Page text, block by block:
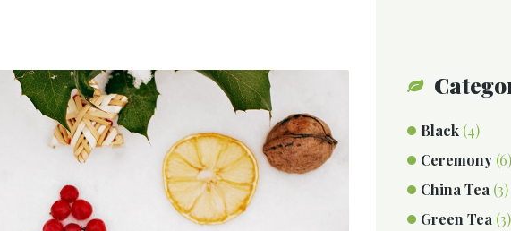
Black (4)
Ceremony (6)
China Tea (3)
Green Tea (3)